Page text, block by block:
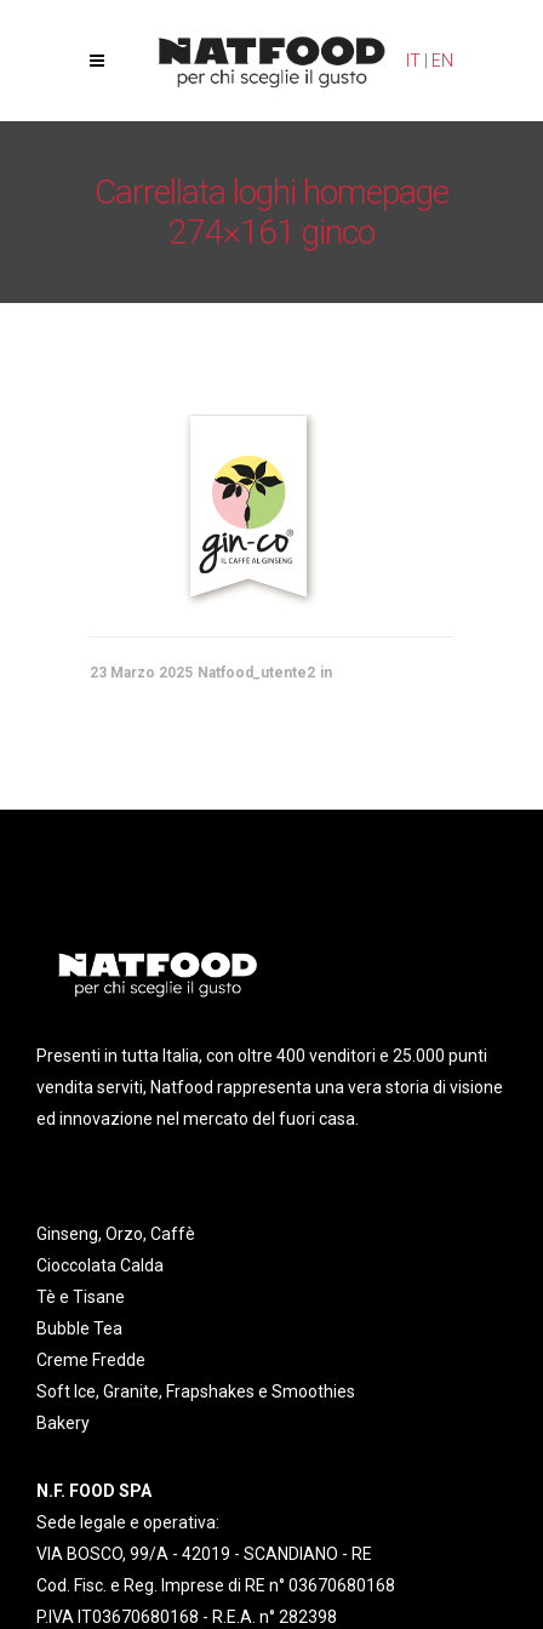
IT EN
Carrellata loghi homepage
274×161 ginco
23 Marzo 2025 Natfood_utente2
Presenti in tutta Italia, con oltre 400 venditori e 25.000 punti
vendita serviti, Natfood rappresenta una vera storia di visione
ed innovazione nel mercato del fuori casa.
Ginseng, Orzo, Caffè
Cioccolata Calda
Tè e Tisane
Bubble Tea
Creme Fredde
Soft Ice, Granite, Frapshakes e Smoothies
Bakery
N.F. FOOD SPA
Sede legale e operativa:
VIA BOSCO, 99/A - 42019 - SCANDIANO - RE
Cod. Fisc. e Reg. Imprese di RE n° 03670680168
P.IVA IT03670680168 - R.E.A. n° 282398
Le tue preferenze relative alla privacy